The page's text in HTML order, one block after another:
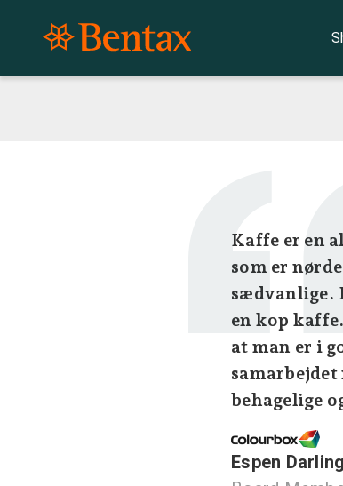
Kaffe er en
som er
sædvanlige.
en kop
at man er i
behagelige
Espen